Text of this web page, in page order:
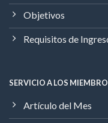
Objetivos
Requisitos de
SERVICIO A LOS
Artículo del Mes